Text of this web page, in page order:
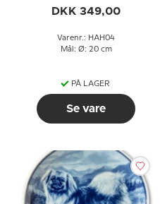
DKK 349,00
Varenr.: HAH04
Mål: Ø: 20 cm
PÅ LAGER
Se vare